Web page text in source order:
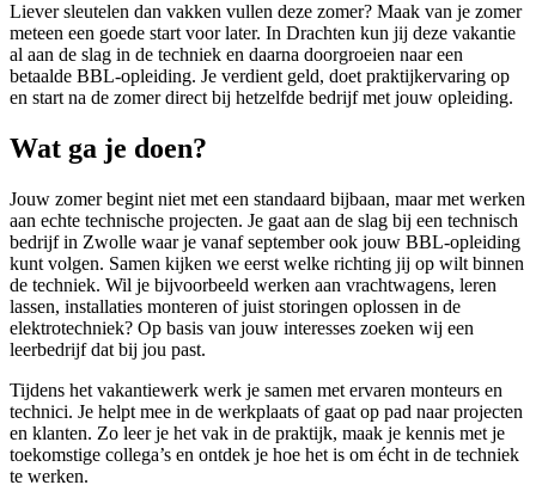
Liever sleutelen dan vakken vullen deze zomer? Maak van je zomer
meteen een goede start voor later. In Drachten kun jij deze vakantie
al aan de slag in de techniek en daarna doorgroeien naar een
betaalde BBL-opleiding. Je verdient geld, doet praktijkervaring op
en start na de zomer direct bij hetzelfde bedrijf met jouw opleiding.
Wat ga je doen?
Jouw zomer begint niet met een standaard bijbaan, maar met werken
aan echte technische projecten. Je gaat aan de slag bij een technisch
bedrijf in Zwolle waar je vanaf september ook jouw BBL-opleiding
kunt volgen. Samen kijken we eerst welke richting jij op wilt binnen
de techniek. Wil je bijvoorbeeld werken aan vrachtwagens, leren
lassen, installaties monteren of juist storingen oplossen in de
elektrotechniek? Op basis van jouw interesses zoeken wij een
leerbedrijf dat bij jou past.
Tijdens het vakantiewerk werk je samen met ervaren monteurs en
technici. Je helpt mee in de werkplaats of gaat op pad naar projecten
en klanten. Zo leer je het vak in de praktijk, maak je kennis met je
toekomstige collega’s en ontdek je hoe het is om écht in de techniek
te werken.